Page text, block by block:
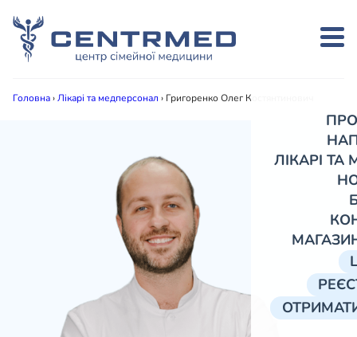
ЛІКАРІ
Головна›Лікарі та медперсонал › Григоренко Олег Костянтинович